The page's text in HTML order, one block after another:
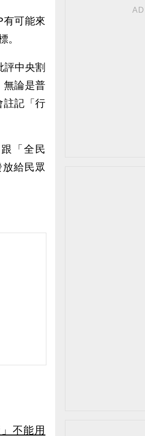
有可能來
。
評中央割
無論是普
註記「行
「全民
給民眾
不能用